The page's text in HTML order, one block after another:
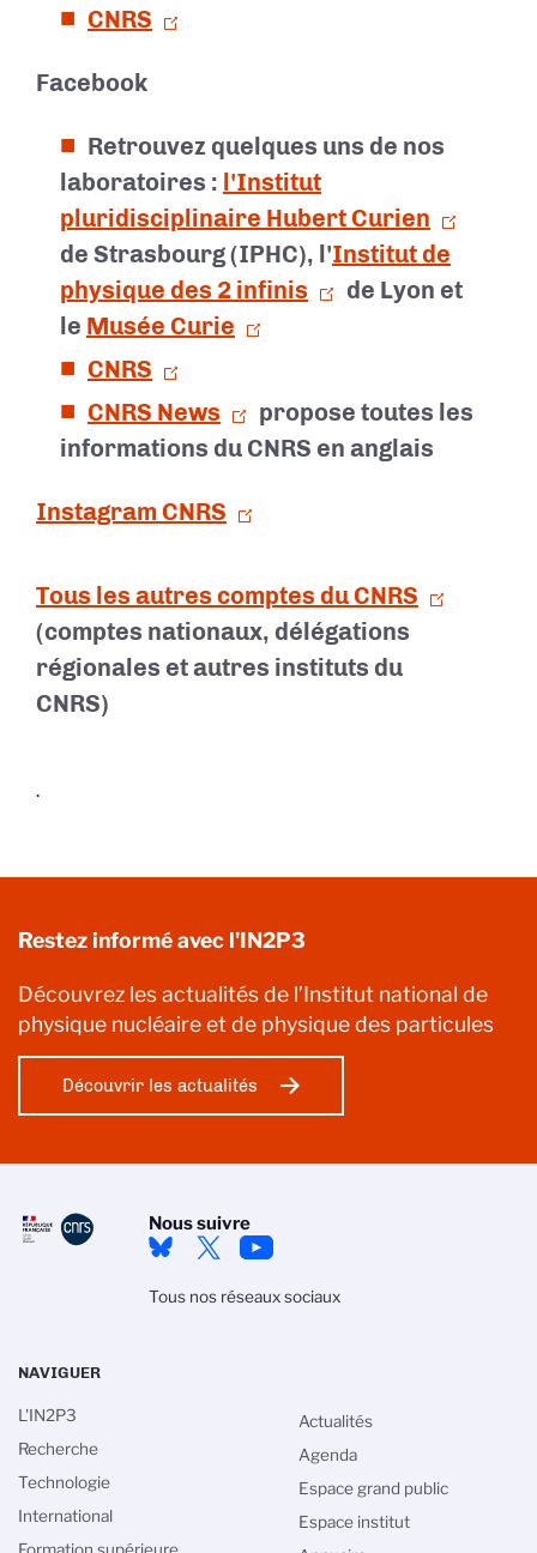
CNRS
Facebook
Retrouvez quelques uns de nos
laboratoires : l'Institut
pluridisciplinaire Hubert Curien
de Strasbourg (IPHC), l'Institut de
physique des 2 infinis
de Lyon et
le Musée Curie
CNRS
CNRS News
propose toutes les
informations du CNRS en anglais
Instagram CNRS
Tous les autres comptes du CNRS
(comptes nationaux, délégations
régionales et autres instituts du
CNRS)
.
Restez informé avec l'IN2P3
Découvrez les actualités de l’Institut national de
physique nucléaire et de physique des particules
Découvrir les actualités
Nous suivre
Tous nos réseaux sociaux
NAVIGUER
L'IN2P3
Recherche
Technologie
International
Actualités
Agenda
Espace grand public
Espace institut